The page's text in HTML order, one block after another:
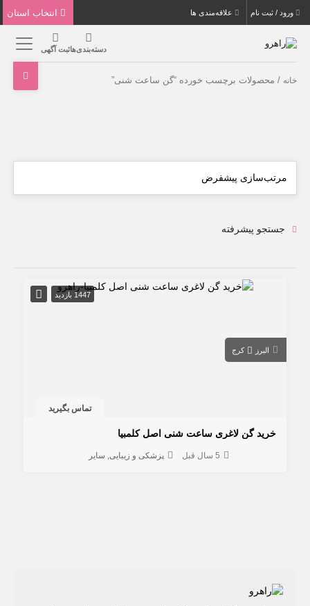
ورود / ثبت نام علاقه‌مندی ها
دسته‌بندی‌هاثبت آگهی
خانه / محصولات برچسب خورده “گن ساعت شنی”
جستجو پیشرفته
1447 بازدید
البرز کرج
تماس بگیرید
خرید گن لاغری ساعت شنی اصل کلمبیا
5 سال قبل پزشکی و زیبایی سایر